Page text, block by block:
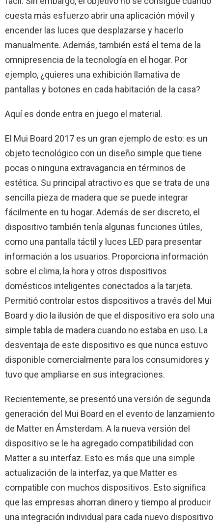
cuesta más esfuerzo abrir una aplicación móvil y
encender las luces que desplazarse y hacerlo
manualmente. Además, también está el tema de la
omnipresencia de la tecnología en el hogar. Por
ejemplo, ¿quieres una exhibición llamativa de
pantallas y botones en cada habitación de la casa?
Aquí es donde entra en juego el material.
El Mui Board 2017 es un gran ejemplo de esto: es un
objeto tecnológico con un diseño simple que tiene
pocas o ninguna extravagancia en términos de
estética. Su principal atractivo es que se trata de una
sencilla pieza de madera que se puede integrar
fácilmente en tu hogar. Además de ser discreto, el
dispositivo también tenía algunas funciones útiles,
como una pantalla táctil y luces LED para presentar
información a los usuarios. Proporciona información
sobre el clima, la hora y otros dispositivos
domésticos inteligentes conectados a la tarjeta.
Permitió controlar estos dispositivos a través del Mui
Board y dio la ilusión de que el dispositivo era solo una
simple tabla de madera cuando no estaba en uso. La
desventaja de este dispositivo es que nunca estuvo
disponible comercialmente para los consumidores y
tuvo que ampliarse en sus integraciones.
Recientemente, se presentó una versión de segunda
generación del Mui Board en el evento de lanzamiento
de Matter en Ámsterdam. A la nueva versión del
dispositivo se le ha agregado compatibilidad con
Matter a su interfaz. Esto es más que una simple
actualización de la interfaz, ya que Matter es
compatible con muchos dispositivos. Esto significa
que las empresas ahorran dinero y tiempo al producir
una integración individual para cada nuevo dispositivo